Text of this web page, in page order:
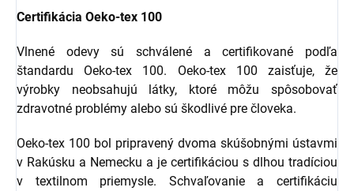
Certifikácia Oeko-tex 100
Vlnené odevy sú schválené a certifikované podľa
štandardu Oeko-tex 100. Oeko-tex 100 zaisťuje, že
výrobky neobsahujú látky, ktoré môžu spôsobovať
zdravotné problémy alebo sú škodlivé pre človeka.
Oeko-tex 100 bol pripravený dvoma skúšobnými ústavmi
v Rakúsku a Nemecku a je certifikáciou s dlhou tradíciou
v textilnom priemysle. Schvaľovanie a certifikáciu